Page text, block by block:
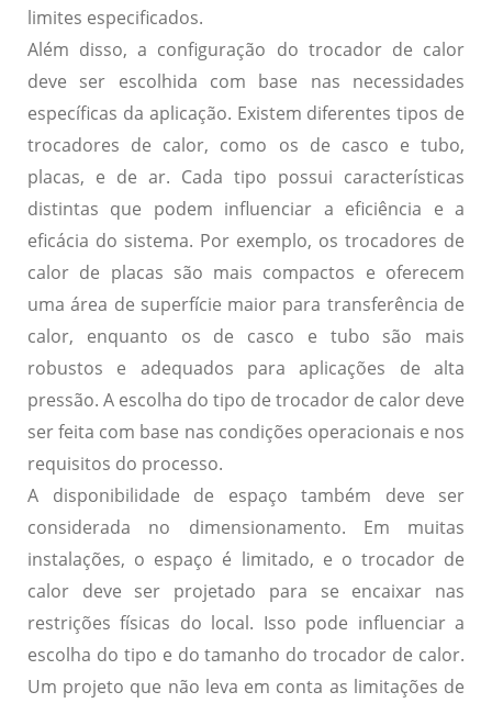
limites especificados.
Além disso, a configuração do trocador de calor
deve ser escolhida com base nas necessidades
específicas da aplicação. Existem diferentes tipos de
trocadores de calor, como os de casco e tubo,
placas, e de ar. Cada tipo possui características
distintas que podem influenciar a eficiência e a
eficácia do sistema. Por exemplo, os trocadores de
calor de placas são mais compactos e oferecem
uma área de superfície maior para transferência de
calor, enquanto os de casco e tubo são mais
robustos e adequados para aplicações de alta
pressão. A escolha do tipo de trocador de calor deve
ser feita com base nas condições operacionais e nos
requisitos do processo.
A disponibilidade de espaço também deve ser
considerada no dimensionamento. Em muitas
instalações, o espaço é limitado, e o trocador de
calor deve ser projetado para se encaixar nas
restrições físicas do local. Isso pode influenciar a
escolha do tipo e do tamanho do trocador de calor.
Um projeto que não leva em conta as limitações de